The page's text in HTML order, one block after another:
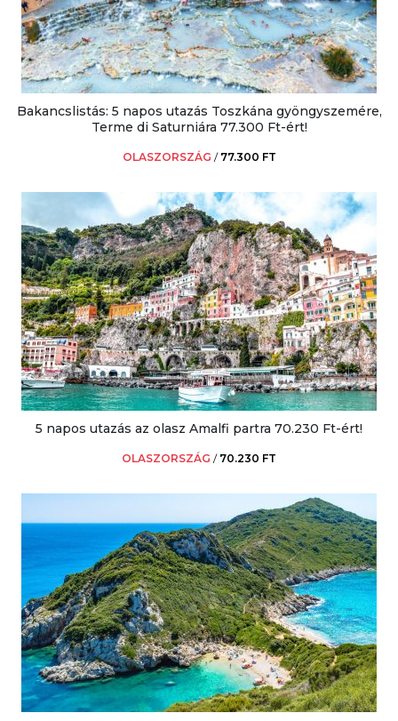
Bakancslistás: 5 napos utazás Toszkána gyöngyszemére,
Terme di Saturniára 77.300 Ft-ért!
OLASZORSZÁG / 77.300 FT
5 napos utazás az olasz Amalfi partra 70.230 Ft-ért!
OLASZORSZÁG / 70.230 FT